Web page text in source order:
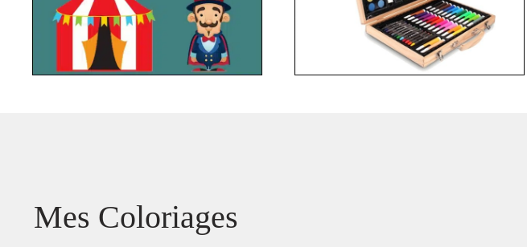
Mes Coloriages